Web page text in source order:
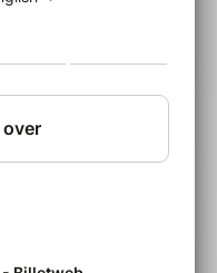
Pays Basque et
Un concert à
album ZARAde
enregistrent